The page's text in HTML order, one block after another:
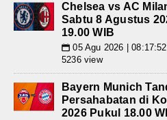
Chelsea vs AC
Sabtu 8 Agustus
19.00 WIB
📅 05 Agu 2026 | 08:17:52
5236 view
Bayern Munich
Persahabatan di
2026 Pukul 18.00